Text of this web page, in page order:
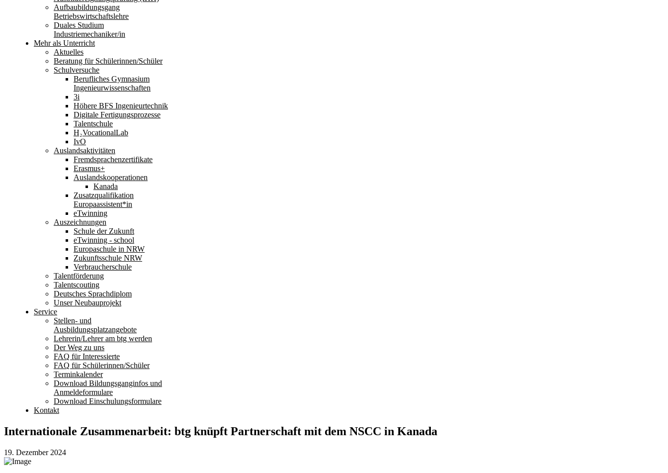
Aufbaubildungsgang
Betriebswirtschaftslehre
Duales Studium
Industriemechaniker/in
Mehr als Unterricht
Aktuelles
Beratung für Schülerinnen/Schüler
Schulversuche
Berufliches Gymnasium
Ingenieurwissenschaften
3i
Höhere BFS Ingenieurtechnik
Digitale Fertigungsprozesse
Talentschule
H₂VocationalLab
IvO
Auslandsaktivitäten
Fremdsprachenzertifikate
Erasmus+
Auslandskooperationen
Kanada
Zusatzqualifikation
Europaassistent*in
eTwinning
Auszeichnungen
Schule der Zukunft
eTwinning - school
Europaschule in NRW
Zukunftsschule NRW
Verbraucherschule
Talentförderung
Talentscouting
Deutsches Sprachdiplom
Unser Neubauprojekt
Service
Stellen- und
Ausbildungsplatzangebote
Lehrerin/Lehrer am btg werden
Der Weg zu uns
FAQ für Interessierte
FAQ für Schülerinnen/Schüler
Terminkalender
Download Bildungsganginfos und
Anmeldeformulare
Download Einschulungsformulare
Kontakt
Internationale Zusammenarbeit: btg knüpft Partnerschaft mit dem NSCC in Kanada
19. Dezember 2024